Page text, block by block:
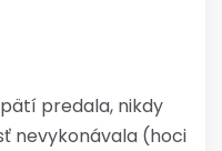
predala, nikdy
nevykonávala (hoci